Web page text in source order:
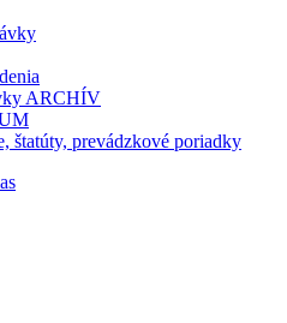
ARCHÍV
štatúty, prevádzkové poriadky